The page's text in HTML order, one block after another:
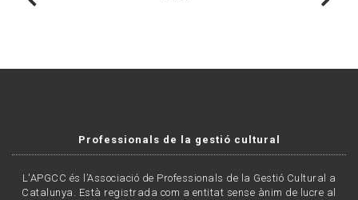
Professionals de la gestió cultural
L'APGCC és l’Associació de Professionals de la Gestió Cultural a
Catalunya. Està registrada com a entitat sense ànim de lucre al